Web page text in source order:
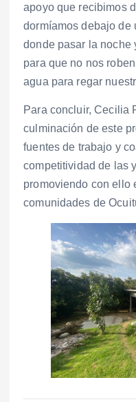
apoyo que recibimos
dormíamos debajo de
donde pasar la noche
para que no nos
agua para regar
Para concluir, Cecilia
culminación de este
fuentes de trabajo y
competitividad de las
promoviendo con ello
comunidades de